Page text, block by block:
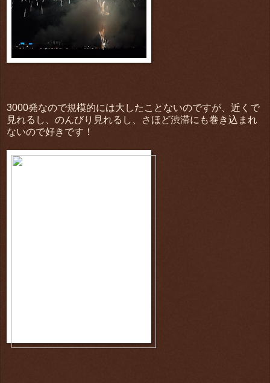
3000発なので規模的には大したことないのですが、近くで
見れるし、のんびり見れるし、さほど渋滞にも巻き込まれ
ないので好きです！